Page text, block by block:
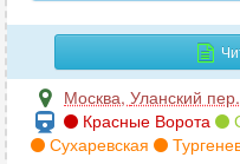
Москва, Уланский
Красные Ворота
Сухаревская